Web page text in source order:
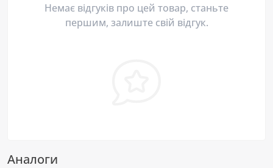
Немає відгуків про цей товар, станьте
першим, залиште свій відгук.
Аналоги